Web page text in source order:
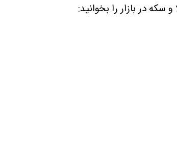
سکه در بازار را بخوانید: